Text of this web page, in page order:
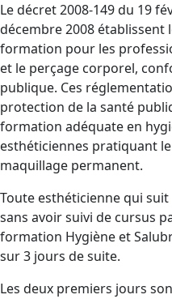
Le décret 2008-149 du 19
décembre 2008 établissent
formation pour les
et le perçage corporel,
publique. Ces
protection de la santé
formation adéquate en
esthéticiennes pratiquant
maquillage permanent.
Toute esthéticienne qui
sans avoir suivi de cursus
formation Hygiène et
sur 3 jours de suite.
Les deux premiers jours